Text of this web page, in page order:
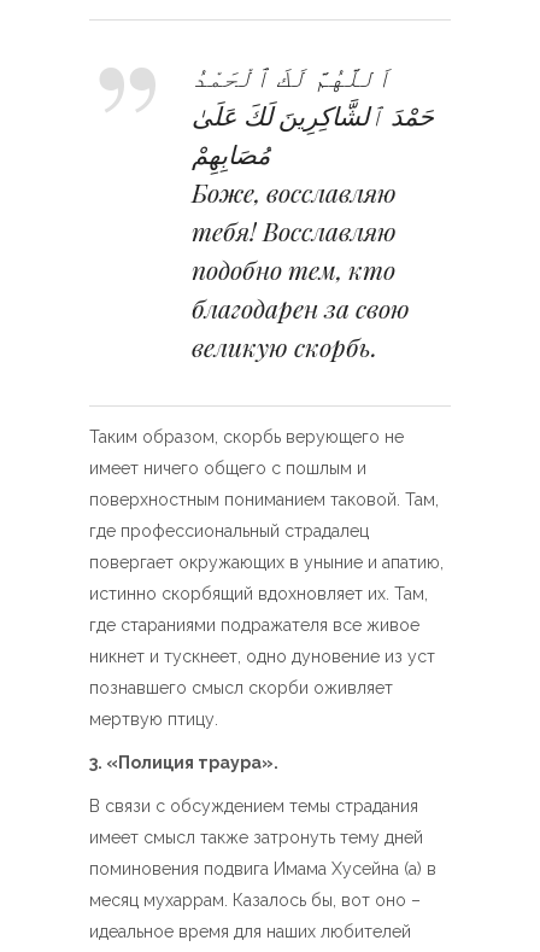
اَللَّهُمَّ لَكَ ٱلْحَمْدُ
حَمْدَ ٱلشَّاكِرِينَ لَكَ عَلَىٰ
مُصَابِهِمْ
Боже, восславляю
тебя! Восславляю
подобно тем, кто
благодарен за свою
великую скорбь.
Таким образом, скорбь верующего не
имеет ничего общего с пошлым и
поверхностным пониманием таковой. Там,
где профессиональный страдалец
повергает окружающих в уныние и апатию,
истинно скорбящий вдохновляет их. Там,
где стараниями подражателя все живое
никнет и тускнеет, одно дуновение из уст
познавшего смысл скорби оживляет
мертвую птицу.
3. «Полиция траура».
В связи с обсуждением темы страдания
имеет смысл также затронуть тему дней
поминовения подвига Имама Хусейна (а) в
месяц мухаррам. Казалось бы, вот оно –
идеальное время для наших любителей